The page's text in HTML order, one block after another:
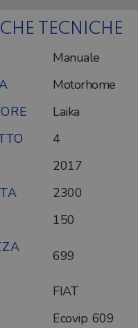
TECNICHE
Manuale
Motorhome
Laika
4
2017
2300
150
699
FIAT
Ecovip 609